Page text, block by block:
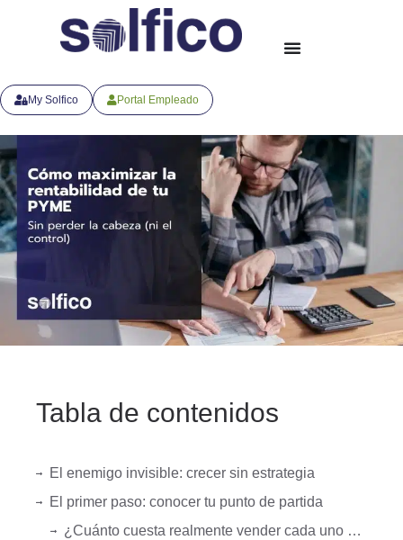
My Solfico Portal Empleado
Tabla de contenidos
El enemigo invisible: crecer sin estrategia
El primer paso: conocer tu punto de partida
¿Cuánto cuesta realmente vender cada uno de tus productos o servicios?